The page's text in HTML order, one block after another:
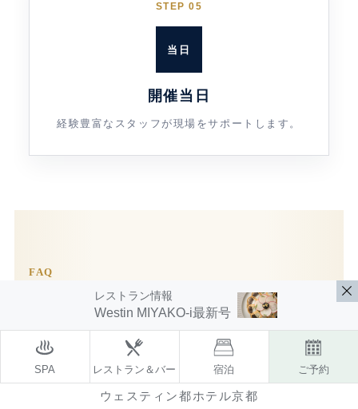
STEP 05
当日
開催当日
経験豊富なスタッフが現場をサポートします。
FAQ
よくあるご質問
開催時期や人数が未定でも相談でき
ますか？
レストラン情報
Westin MIYAKO-i最新号
SPA レストラン＆バー 宿泊 ご予約
ウェスティン都ホテル京都